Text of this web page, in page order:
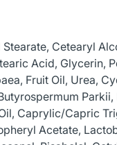
Cetearyl
Acid, Glycerin,
Fruit Oil, Urea,
Parkii,
Caprylic/Capric
Acetate,